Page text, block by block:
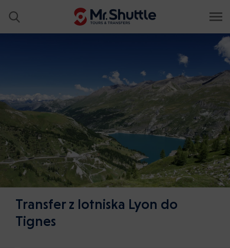
Transfer z lotniska Lyon do
Tignes